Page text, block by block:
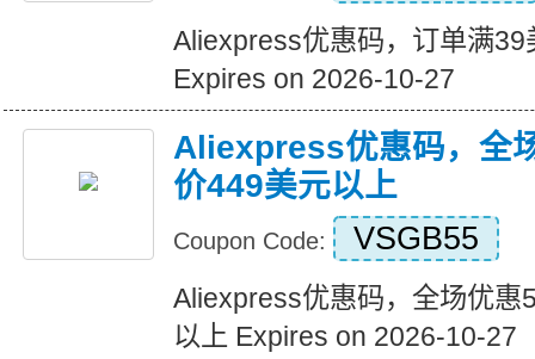
Aliexpress优惠码，订单满39
Expires on 2026-10-27
Aliexpress优惠码，全
价449美元以上
Coupon Code: VSGB55
Aliexpress优惠码，全场优惠
以上 Expires on 2026-10-27